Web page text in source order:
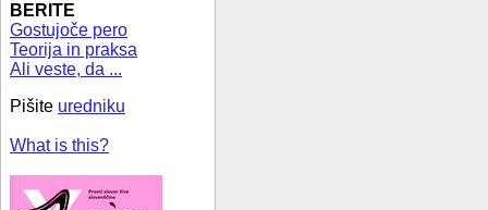
BERITE
Gostujoče pero
Teorija in praksa
Ali veste, da ...
Pišite uredniku
What is this?